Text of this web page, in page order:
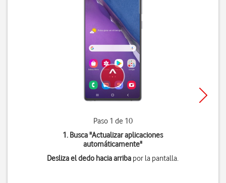
Paso 1 de 10
1. Busca "Actualizar aplicaciones
automáticamente"
Desliza el dedo hacia arriba por la pantalla.